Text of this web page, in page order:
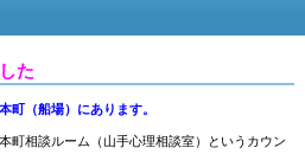
た
町（船場）にあります。
町相談ルーム（山手心理相談室）というカウン